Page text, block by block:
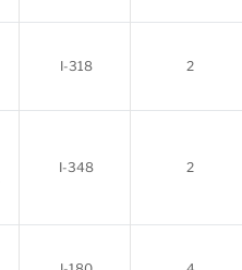
I-318 2
I-348 2